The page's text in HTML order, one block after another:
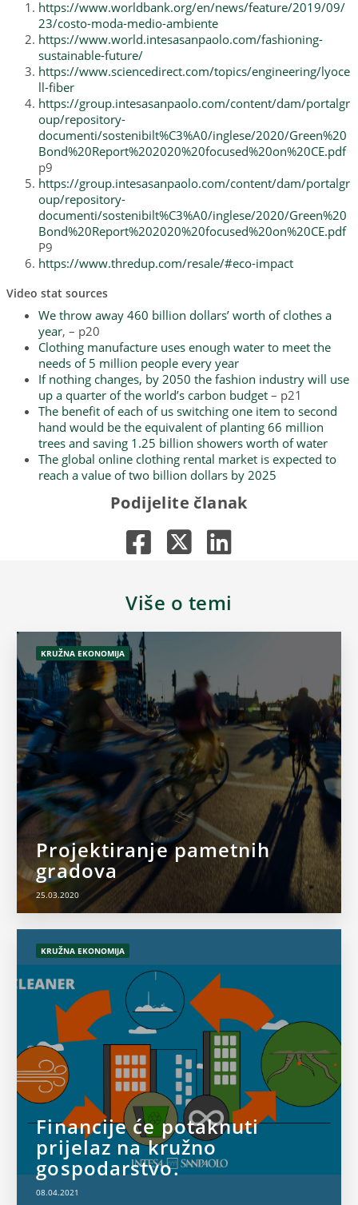
https://www.worldbank.org/en/news/feature/2019/09/
23/costo-moda-medio-ambiente
https://www.world.intesasanpaolo.com/fashioning-
sustainable-future/
https://www.sciencedirect.com/topics/engineering/lyoce
ll-fiber
https://group.intesasanpaolo.com/content/dam/portalgr
oup/repository-
documenti/sostenibilt%C3%A0/inglese/2020/Green%20
Bond%20Report%202020%20focused%20on%20CE.pdf
p9
https://group.intesasanpaolo.com/content/dam/portalgr
oup/repository-
documenti/sostenibilt%C3%A0/inglese/2020/Green%20
Bond%20Report%202020%20focused%20on%20CE.pdf
P9
https://www.thredup.com/resale/#eco-impact
Video stat sources
We throw away 460 billion dollars’ worth of clothes a
year, – p20
Clothing manufacture uses enough water to meet the
needs of 5 million people every year
If nothing changes, by 2050 the fashion industry will use
up a quarter of the world’s carbon budget – p21
The benefit of each of us switching one item to second
hand would be the equivalent of planting 66 million
trees and saving 1.25 billion showers worth of water
The global online clothing rental market is expected to
reach a value of two billion dollars by 2025
Podijelite članak
Više o temi
KRUŽNA EKONOMIJA
Projektiranje pametnih
gradova
25.03.2020
KRUŽNA EKONOMIJA
Financije će potaknuti
prijelaz na kružno
gospodarstvo.
08.04.2021